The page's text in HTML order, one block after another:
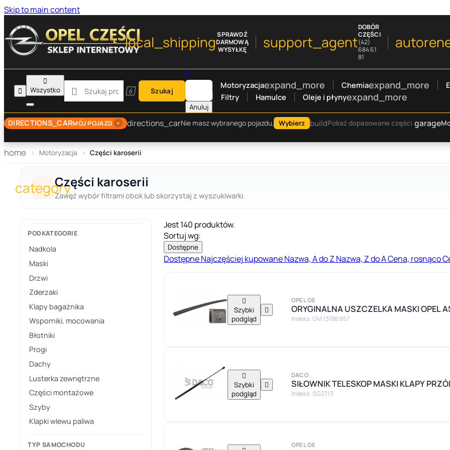
Skip to main content
local_shippingSPRAWDŹ
DARMOWĄ
WYSYŁKĘ
support_agent
DOBÓR
CZĘŚCI
(42)
684 61
81


Wszystko
  Szukaj

Anuluj
Motoryzacjaexpand_more Chemiaexpand_more
Filtry Hamulce Oleje i płynyexpand_more
DIRECTIONS_CARMÓJ POJAZD × directions_carNie masz wybranego pojazdu. Wybierz buildPokaż dopasowane części garage
home Motoryzacja Części karoserii
categoryCzęści karoserii
Zawęź wybór filtrami obok lub skorzystaj z wyszukiwarki.
PODKATEGORIE
Nadkola
Maski
Drzwi
Zderzaki
Klapy bagażnika
Wsporniki, mocowania
Błotniki
Progi
Dachy
Lusterka zewnętrzne
Części montażowe
Szyby
Klapki wlewu paliwa
TYP SAMOCHODU
Jest 140 produktów.
Sortuj wg:
Dostępne
DostępneNajczęściej kupowaneNazwa, A do Z Nazwa, Z do ACena, rosnąco

Szybki
podgląd

OPEL OE
ORYGINALNA USZCZELKA MASKI OPEL
Indeks: GM 13186957

Szybki
podgląd

DACO
SIŁOWNIK TELESKOP MASKI KLAPY
Indeks: SG2713
OPEL OE